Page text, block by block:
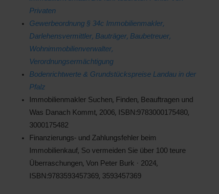
Privaten
Gewerbeordnung § 34c Immobilienmakler,
Darlehensvermittler, Bauträger, Baubetreuer,
Wohnimmobilienverwalter,
Verordnungsermächtigung
Bodenrichtwerte & Grundstückspreise Landau in der
Pfalz
Immobilienmakler Suchen, Finden, Beauftragen und
Was Danach Kommt, 2006, ISBN:9783000175480,
3000175482
Finanzierungs- und Zahlungsfehler beim
Immobilienkauf, So vermeiden Sie über 100 teure
Überraschungen, Von Peter Burk · 2024,
ISBN:9783593457369, 3593457369